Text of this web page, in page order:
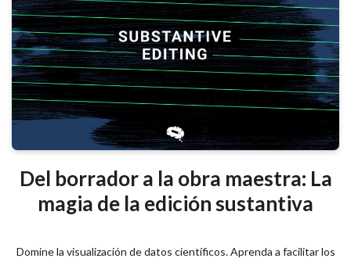
Del borrador a la obra maestra: La
magia de la edición sustantiva
Domine la visualización de datos científicos. Aprenda a facilitar los